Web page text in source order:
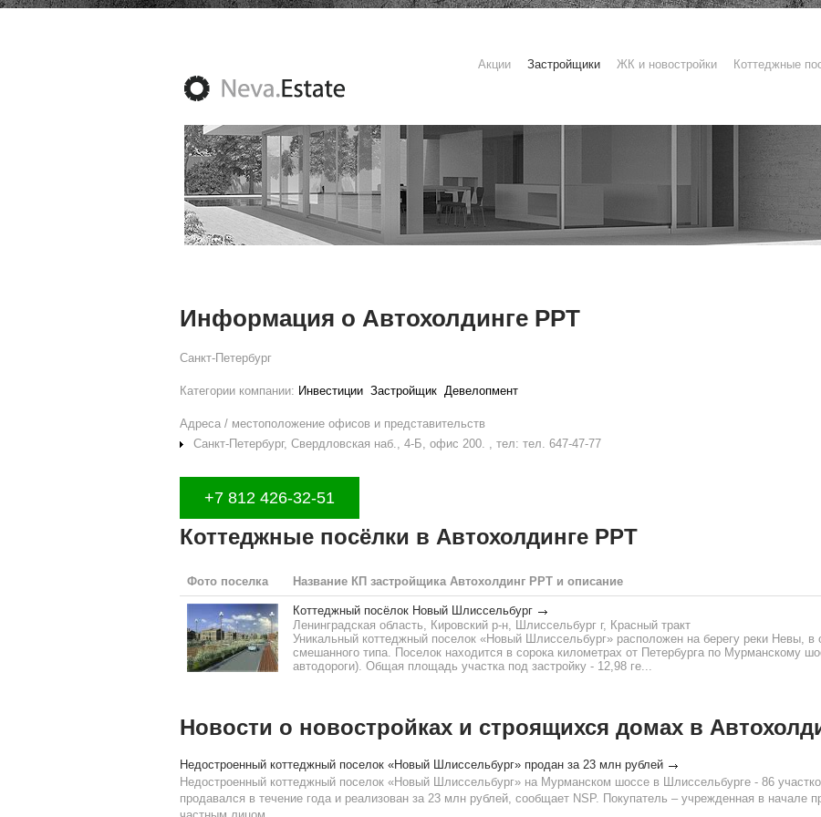
Акции Застройщики ЖК и новостройки Коттеджные
Информация о Автохолдинге РРТ
Санкт-Петербург
Категории компании: Инвестиции Застройщик Девелопмент
Адреса / местоположение офисов и представительств
Санкт-Петербург, Свердловская наб., 4-Б, офис 200. , тел: тел. 647-47-77
+7 812 426-32-51
Коттеджные посёлки в Автохолдинге РРТ
Фото поселка Название КП застройщика Автохолдинг РРТ и описание
Коттеджный посёлок Новый Шлиссельбург
Ленинградская область, Кировский р-н, Шлиссельбург г, Красный тракт
Уникальный коттеджный поселок «Новый Шлиссельбург» расположен на берегу реки Невы, в
смешанного типа. Поселок находится в сорока километрах от Петербурга по Мурманскому
автодороги). Общая площадь участка под застройку - 12,98 ге...
Новости о новостройках и строящихся домах в
Недостроенный коттеджный поселок «Новый Шлиссельбург» продан за 23 млн рублей
Недостроенный коттеджный поселок «Новый Шлиссельбург» на Мурманском шоссе в Шлиссельбурге - 86
продавался в течение года и реализован за 23 млн рублей, сообщает NSP. Покупатель – учрежденная в начале